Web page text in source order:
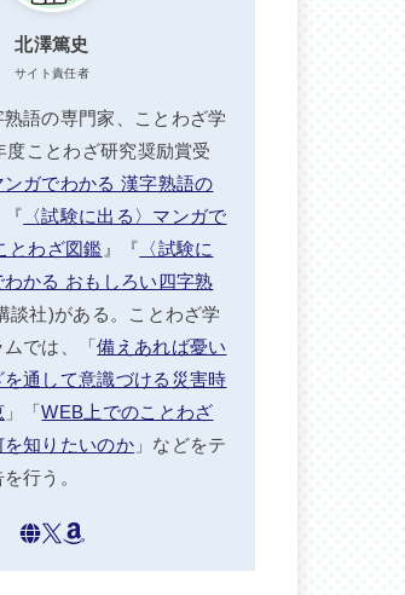
北澤篤史
サイト責任者
語の専門家、ことわざ学
度ことわざ研究奨励賞受
ンガでわかる 漢字熟語の
『 〈試験に出る〉マンガで
とわざ図鑑 』『 〈試験に
かる おもしろい四字熟
談社)がある。ことわざ学
では、「備えあれば憂い
通して意識づける災害時
」「WEB上でのことわざ
知りたいのか」などをテ
行う。